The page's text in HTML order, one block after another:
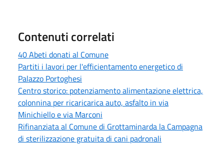
Contenuti correlati
40 Abeti donati al Comune
Partiti i lavori per l'efficientamento energetico di
Palazzo Portoghesi
Centro storico: potenziamento alimentazione elettrica,
colonnina per ricaricarica auto, asfalto in via
Minichiello e via Marconi
Rifinanziata al Comune di Grottaminarda la Campagna
di sterilizzazione gratuita di cani padronali